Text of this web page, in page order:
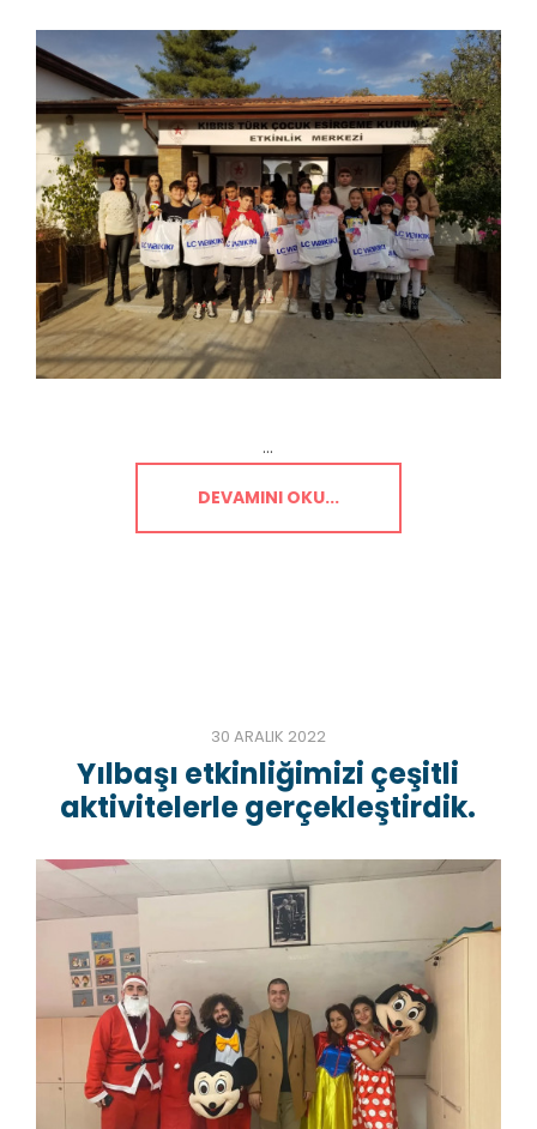
...
DEVAMINI OKU...
30 ARALIK 2022
Yılbaşı etkinliğimizi çeşitli
aktivitelerle gerçekleştirdik.